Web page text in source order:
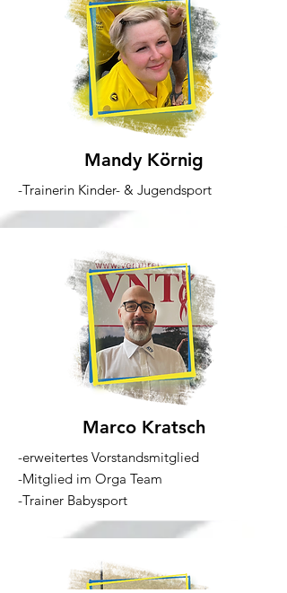
Mandy Körnig
-Trainerin Kinder- & Jugendsport
Marco Kratsch
-erweitertes Vorstandsmitglied
-Mitglied im Orga Team
-Trainer Babysport